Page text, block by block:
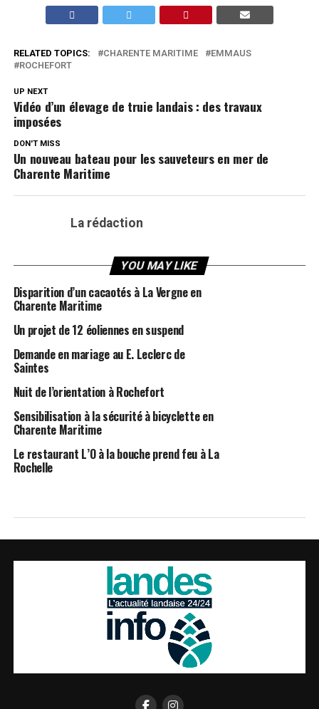
RELATED TOPICS: CHARENTE MARITIME
EMMAUS
ROCHEFORT
UP NEXT
Vidéo d’un élevage de truie landais : des travaux
imposées
DON'T MISS
Un nouveau bateau pour les sauveteurs en mer de
Charente Maritime
La rédaction
YOU MAY LIKE
Disparition d’un cacaotés à La Vergne en
Charente Maritime
Un projet de 12 éoliennes en suspend
Demande en mariage au E. Leclerc de
Saintes
Nuit de l’orientation à Rochefort
Sensibilisation à la sécurité à bicyclette en
Charente Maritime
Le restaurant L’O à la bouche prend feu à La
Rochelle